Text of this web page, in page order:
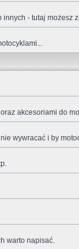
- tutaj możesz
akcesoriami do
wywracać i by
warto napisać.